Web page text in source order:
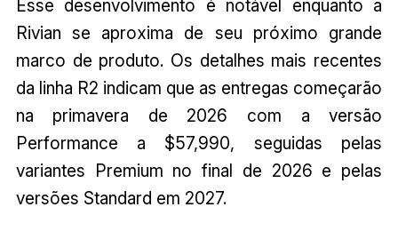
Esse desenvolvimento é notável enquanto a
Rivian se aproxima de seu próximo grande
marco de produto. Os detalhes mais recentes
da linha R2 indicam que as entregas começarão
na primavera de 2026 com a versão
Performance a $57,990, seguidas pelas
variantes Premium no final de 2026 e pelas
versões Standard em 2027.